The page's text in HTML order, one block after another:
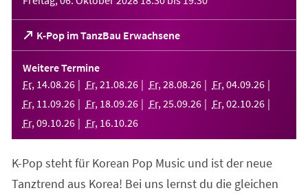
K-Pop im TanzBau Erwachsene
(Öffnet
in
einem
neuen
Tab)
Weitere Termine
Fr, 14.08.26 Fr, 21 .08.26 Fr, 28.08.26 Fr, 04.09.26
Fr, 11 .09.26 Fr, 18.09.26 Fr, 25.09.26 Fr, 02.10.26
Fr, 09.10.26 Fr, 16.10.26
K-Pop steht für Korean Pop Music und ist der neue
Tanztrend aus Korea! Bei uns lernst du die gleichen